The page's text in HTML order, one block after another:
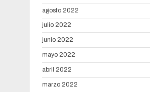
agosto 2022
julio 2022
junio 2022
mayo 2022
abril 2022
marzo 2022